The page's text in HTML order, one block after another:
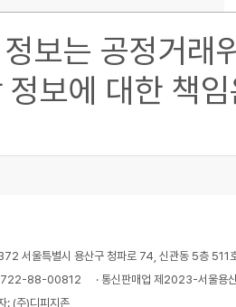
보는 공정거래
정보에 대한 책
서울특별시 용산구 청파로 74, 신관동 5층 511
: 722-88-00812
· 통신판매업 제2023-서울
: (주)디피지존